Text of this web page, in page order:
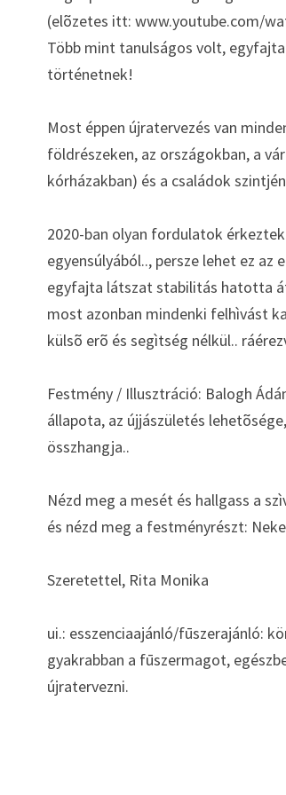
(elõzetes itt: www.youtube.com/
Több mint tanulságos volt,
történetnek!
Most éppen újratervezés van
földrészeken, az országokban, a
kórházakban) és a családok
2020-ban olyan fordulatok
egyensúlyából.., persze lehet ez az
egyfajta látszat stabilitás hatotta
most azonban mindenki felhìvást
külsõ erõ és segìtség nélkül..
Festmény / Illusztráció: Balogh
állapota, az újjászületés
összhangja..
Nézd meg a mesét és hallgass a
és nézd meg a festményrészt:
Szeretettel, Rita Monika
ui.: esszenciaajánló/fūszerajánló:
gyakrabban a fūszermagot,
újratervezni.